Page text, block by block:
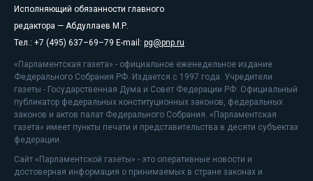
Исполняющий обязанности главного
редактора — Абдуллаев М.Р.
Тел.: +7 (495) 637–69–79 E-mail: pg@pnp.ru
«Парламентская газета» - официальное еженедельное издание
Федерального Собрания РФ. Издается с 1997 года. Учредители
газеты - Государственная Дума и Совет Федерации РФ. Официальный
публикатор федеральных конституционных законов, федеральных
законов и актов палат Федерального Собрания. «Парламентская
газета» имеет пункты печати и представительства в десяти субъектах
федерации.
Сайт «Парламентской газеты» - это оперативные новости и
достоверная информация о принимаемых в стране законах и